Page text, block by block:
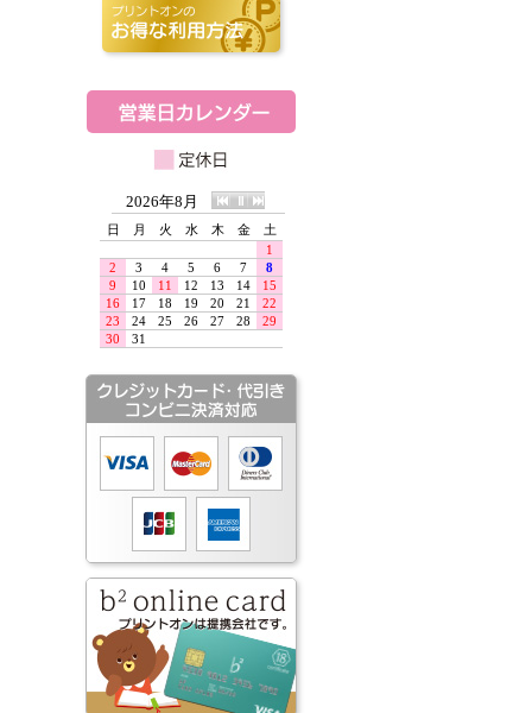
2026年8月
日 月 火 水 木 金
土
1
2
3 4 5 6 7
8
9
10 11 12 13 14
15
16
17 18 19 20 21
22
23
24 25 26 27 28
29
30
31